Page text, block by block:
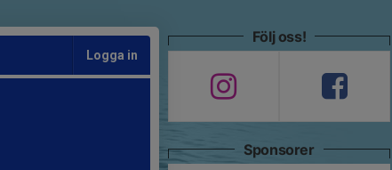
Logga in
Följ oss!
Sponsorer